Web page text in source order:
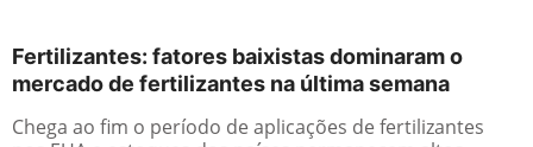
Fertilizantes: fatores baixistas dominaram o
mercado de fertilizantes na última semana
Chega ao fim o período de aplicações de fertilizantes